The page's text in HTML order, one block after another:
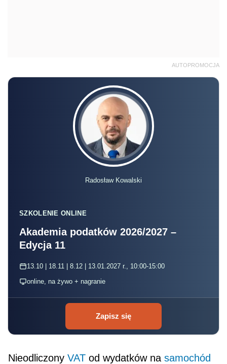
AUTOPROMOCJA
Radosław Kowalski
SZKOLENIE ONLINE
Akademia podatków 2026/2027 –
Edycja 11
13.10 | 18.11 | 8.12 | 13.01.2027 r., 10:00-15:00
online, na żywo + nagranie
Zapisz się
NieodliczonyVAT od wydatków nasamochód